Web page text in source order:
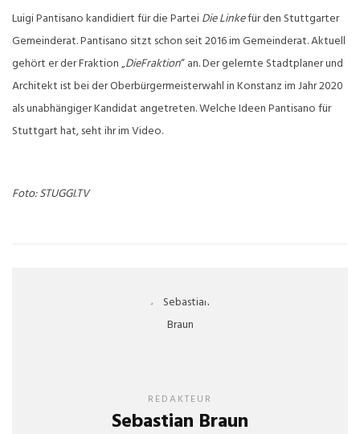
Luigi Pantisano kandidiert für die ParteiDie Linkefür den Stuttgarter
Gemeinderat. Pantisano sitzt schon seit 2016 im Gemeinderat. Aktuell
gehört er der Fraktion „DieFraktion“ an. Der gelernte Stadtplaner und
Architekt ist bei der Oberbürgermeisterwahl in Konstanz im Jahr 2020
als unabhängiger Kandidat angetreten. Welche Ideen Pantisano für
Stuttgart hat, seht ihr im Video.
Foto: STUGGI.TV
REDAKTEUR
Sebastian Braun